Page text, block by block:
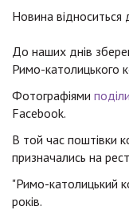
Новина відноситься
До наших днів
Римо-католицького
Фотографіями
Facebook.
В той час поштівки
призначались на
"Римо-католицький
років.